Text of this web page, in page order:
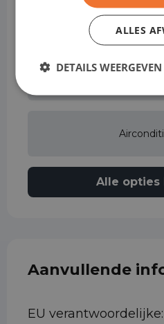
Alle opties
Aanvullende
EU
ALLES
DETAILS WEERGEVEN